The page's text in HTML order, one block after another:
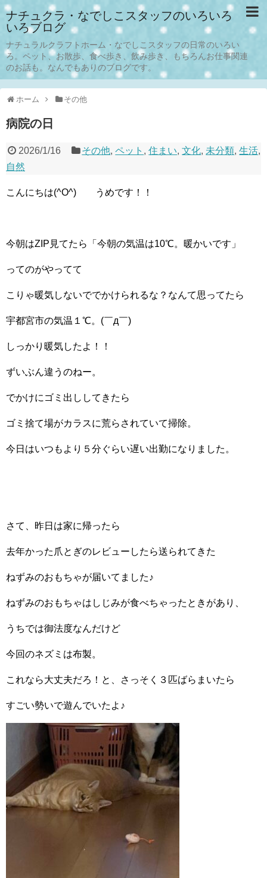
ナチュクラ・なでしこスタッフのいろいろ
いろブログ
ナチュラルクラフトホーム・なでしこスタッフの日常のいろい
ろ。ペット、お散歩、食べ歩き、飲み歩き、もちろんお仕事関連
のお話も。なんでもありのブログです。
ホーム その他
病院の日
2026/1/16 その他,ペット ,住まい,文化, 未分類,生活,
自然
こんにちは(^O^) うめです！！
今朝はZIP見てたら「今朝の気温は10℃。暖かいです」
ってのがやってて
こりゃ暖気しないででかけられるな？なんて思ってたら
宇都宮市の気温１℃。(￣д￣)
しっかり暖気したよ！！
ずいぶん違うのねー。
でかけにゴミ出ししてきたら
ゴミ捨て場がカラスに荒らされていて掃除。
今日はいつもより５分ぐらい遅い出勤になりました。
さて、昨日は家に帰ったら
去年かった爪とぎのレビューしたら送られてきた
ねずみのおもちゃが届いてました♪
ねずみのおもちゃはしじみが食べちゃったときがあり、
うちでは御法度なんだけど
今回のネズミは布製。
これなら大丈夫だろ！と、さっそく３匹ばらまいたら
すごい勢いで遊んでいたよ♪